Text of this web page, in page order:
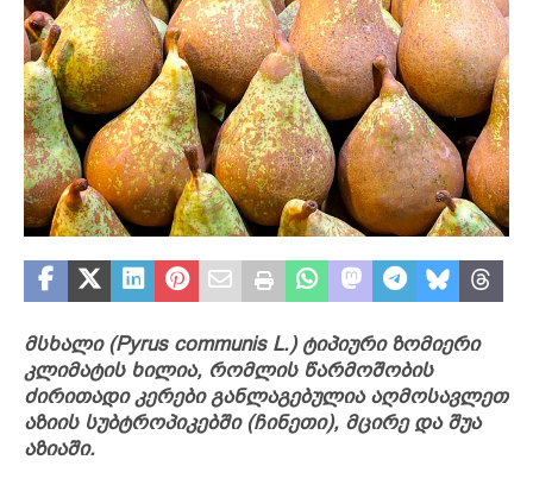
მსხალი (Pyrus communis L.) ტიპიური ზომიერი
კლიმატის ხილია, რომლის წარმოშობის
ძირითადი კერები განლაგებულია აღმოსავლეთ
აზიის სუბტროპიკებში (ჩინეთი), მცირე და შუა
აზიაში.